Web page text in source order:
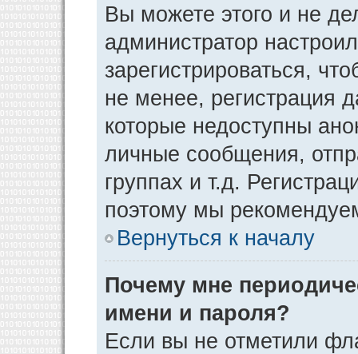
Вы можете этого и не
администратор
зарегистрироваться,
не менее, регистрация
которые недоступны
личные сообщения,
группах и т.д.
поэтому мы
Вернуться к началу
Почему мне
имени и пароля?
Если вы не отметили